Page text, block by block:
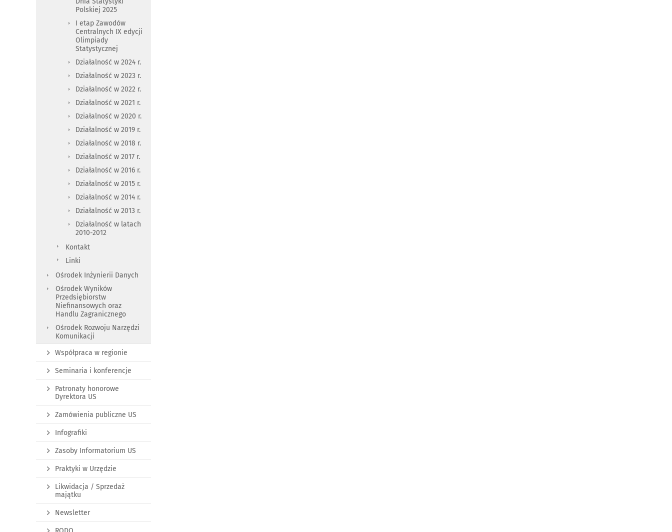
Polskiej 2025
I etap Zawodów
Centralnych IX edycji
Olimpiady
Statystycznej
Działalność w 2024 r.
Działalność w 2023 r.
Działalność w 2022 r.
Działalność w 2021 r.
Działalność w 2020 r.
Działalność w 2019 r.
Działalność w 2018 r.
Działalność w 2017 r.
Działalność w 2016 r.
Działalność w 2015 r.
Działalność w 2014 r.
Działalność w 2013 r.
Działalność w latach
2010-2012
Kontakt
Linki
Ośrodek Inżynierii Danych
Ośrodek Wyników
Przedsiębiorstw
Niefinansowych oraz
Handlu Zagranicznego
Ośrodek Rozwoju Narzędzi
Komunikacji
Współpraca w regionie
Seminaria i konferencje
Patronaty honorowe
Dyrektora US
Zamówienia publiczne US
Infografiki
Zasoby Informatorium US
Praktyki w Urzędzie
Likwidacja / Sprzedaż
majątku
Newsletter